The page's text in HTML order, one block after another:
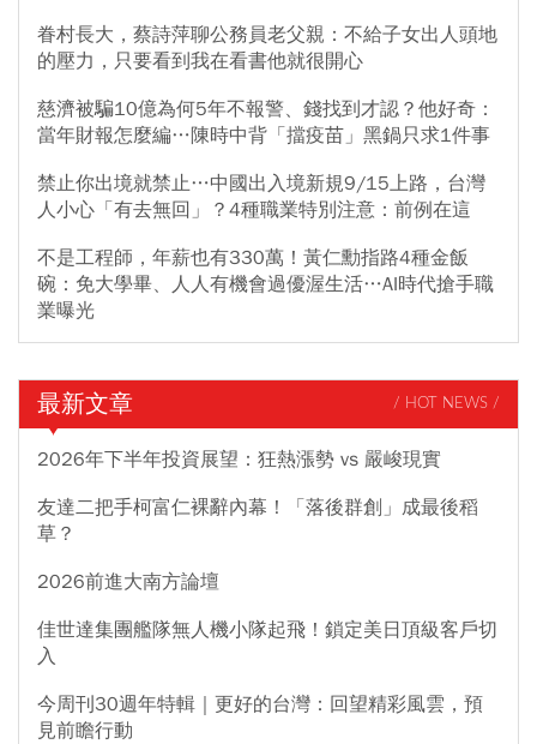
眷村長大，蔡詩萍聊公務員老父親：不給子女出人頭地
的壓力，只要看到我在看書他就很開心
慈濟被騙10億為何5年不報警、錢找到才認？他好奇：
當年財報怎麼編…陳時中背「擋疫苗」黑鍋只求1件事
禁止你出境就禁止…中國出入境新規9/15上路，台灣
人小心「有去無回」？4種職業特別注意：前例在這
不是工程師，年薪也有330萬！黃仁勳指路4種金飯
碗：免大學畢、人人有機會過優渥生活…AI時代搶手職
業曝光
最新文章 / HOT NEWS /
2026年下半年投資展望：狂熱漲勢 vs 嚴峻現實
友達二把手柯富仁裸辭內幕！「落後群創」成最後稻
草？
2026前進大南方論壇
佳世達集團艦隊無人機小隊起飛！鎖定美日頂級客戶切
入
今周刊30週年特輯｜更好的台灣：回望精彩風雲，預
見前瞻行動